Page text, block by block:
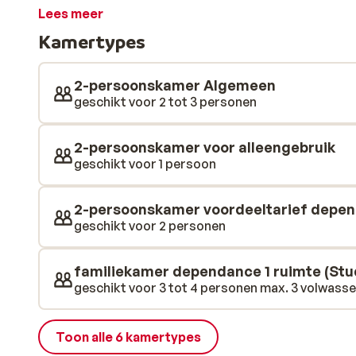
3 zwembaden, roetsj van de spectaculaire
opgevoerd. Het hotel beschikt over een restaurant
maaltijden worden hier in buffetvorm gepresenteerd
thema, zoals Bulgaars of Aziatisch. Voor de jonge
gerechten die kinderen lekker vinden.
Lees meer
Kamertypes
2-persoonskamer Algemeen
geschikt voor 2 tot 3 personen
2-persoonskamer voor alleengebruik
geschikt voor 1 persoon
2-persoonskamer voordeeltarief
geschikt voor 2 personen
familiekamer dependance 1 ruimte
geschikt voor 3 tot 4 personen max. 3
Toon alle 6 kamertypes